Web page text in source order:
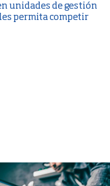
unidades de gestión
permita competir